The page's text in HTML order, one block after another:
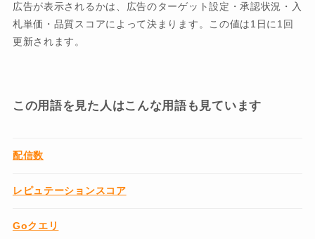
広告が表示されるかは、広告のターゲット設定・承認状況・入
札単価・品質スコアによって決まります。この値は1日に1回
更新されます。
この用語を見た人はこんな用語も見ています
配信数
レピュテーションスコア
Goクエリ